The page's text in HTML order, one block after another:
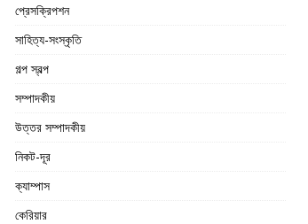
প্রেসক্রিপশন
সাহিত্য-সংস্কৃতি
গল্প স্বল্প
সম্পাদকীয়
উত্তর সম্পাদকীয়
নিকট-দূর
ক্যাম্পাস
কেরিয়ার